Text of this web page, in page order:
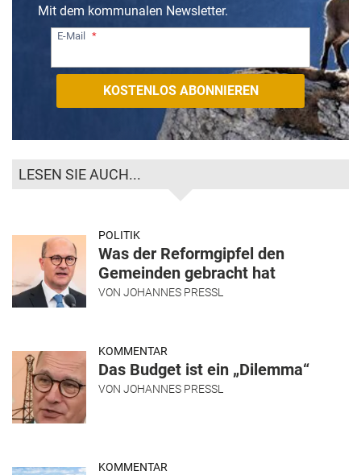
Mit dem kommunalen Newsletter.
E-Mail
LESEN SIE AUCH...
POLITIK
Was der Reformgipfel den
Gemeinden gebracht hat
VON JOHANNES PRESSL
KOMMENTAR
Das Budget ist ein „Dilemma“
VON JOHANNES PRESSL
KOMMENTAR